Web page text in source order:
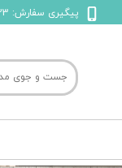
پیگیری سفارش: 09123645523